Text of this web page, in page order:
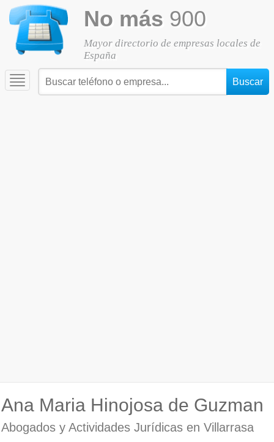
No más 900
Mayor directorio de empresas locales de
España
Toggle
navigation
Ana Maria Hinojosa de Guzman
Abogados y Actividades Jurídicas en Villarrasa